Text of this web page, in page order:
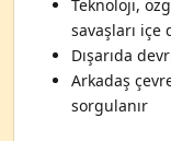
Teknoloji,
savaşları içe
Dışarıda
Arkadaş
sorgulanır